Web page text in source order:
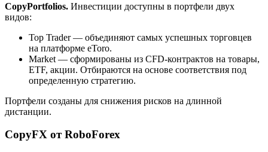
CopyPortfolios. Инвестиции доступны в портфели двух
видов:
Top Trader — объединяют самых успешных торговцев
на платформе eToro.
Market — сформированы из CFD-контрактов на товары,
ETF, акции. Отбираются на основе соответствия под
определенную стратегию.
Портфели созданы для снижения рисков на длинной
дистанции.
CopyFX от RoboForex